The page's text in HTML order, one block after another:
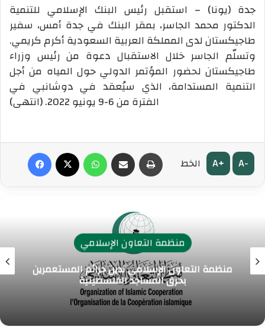
جدة (يونا) – استقبل رئيس البنك الإسلامي للتنمية
الدكتور محمد الجاسر، بمقر البنك في جدة أمس، سفير
طاجيكستان لدى المملكة العربية السعودية أكرم كريمي.
وتسلّم الجاسر خلال الاستقبال دعوة من رئيس وزراء
طاجيكستان لحضور المؤتمر الدولي حول المياه من أجل
التنمية المستدامة، الذي سيُعقد في دوشانبي في
الفترة من 6-9 يونيو 2022. (انتهى)
فيسبوك واتساب مشاركة عبر البريد
الخط A+ A-
منظمة التعاون الإسلامي
منظمة التعاون الإسلامي تدين جرائم المستعمرين
بحرق المساجد الفلسطينية